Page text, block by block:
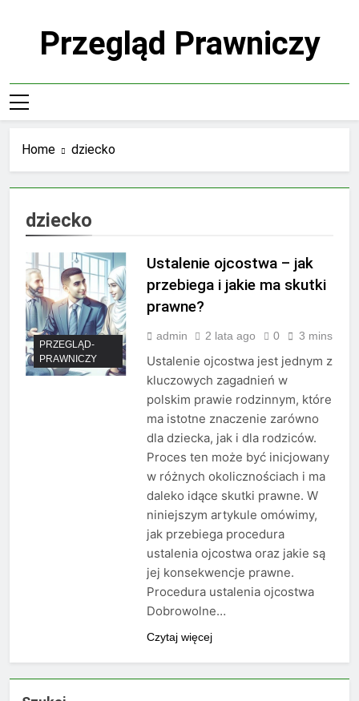
Przegląd Prawniczy
Home dziecko
dziecko
PRZEGLĄD-
PRAWNICZY
Ustalenie ojcostwa – jak
przebiega i jakie ma skutki
prawne?
admin 2 lata ago 0 3 mins
Ustalenie ojcostwa jest jednym z
kluczowych zagadnień w
polskim prawie rodzinnym, które
ma istotne znaczenie zarówno
dla dziecka, jak i dla rodziców.
Proces ten może być inicjowany
w różnych okolicznościach i ma
daleko idące skutki prawne. W
niniejszym artykule omówimy,
jak przebiega procedura
ustalenia ojcostwa oraz jakie są
jej konsekwencje prawne.
Procedura ustalenia ojcostwa
Dobrowolne…
Czytaj więcej